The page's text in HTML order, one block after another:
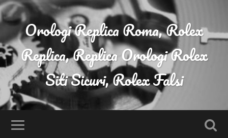
Orologi Replica Roma, Rolex
Replica, Replica Orologi Rolex
Siti Sicuri, Rolex Falsi